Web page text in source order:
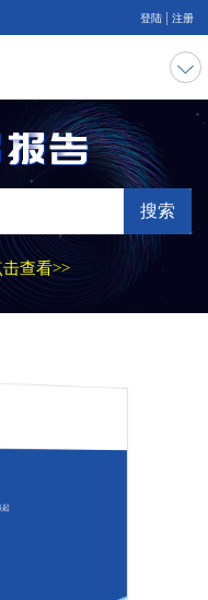
登陆 注册
搜索
查看>>
起